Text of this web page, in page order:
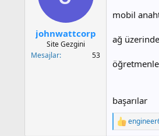
johnwattcorp
Site Gezgini
Mesajlar
53
mobil
ağ
başarılar
T